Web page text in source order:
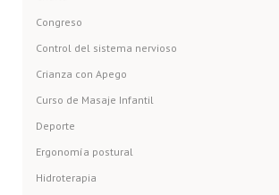
Congreso
Control del sistema nervioso
Crianza con Apego
Curso de Masaje Infantil
Deporte
Ergonomía postural
Hidroterapia